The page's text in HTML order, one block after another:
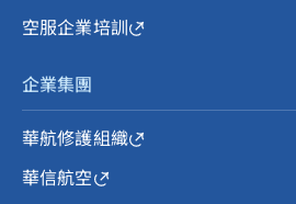
空服企業培訓
企業集團
華航修護組織
華信航空